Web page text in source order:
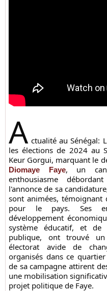
A ctualité au Sénégal:
les élections de 2024 au
Keur Gorgui, marquant le
Diomaye Faye, un
enthousiasme
l'annonce de sa
sont animées, témoignant
pour le pays. Ses
développement
système éducatif, et
publique, ont trouvé
électorat avide de
organisés dans ce
de sa campagne attirent
une mobilisation
projet politique de Faye.